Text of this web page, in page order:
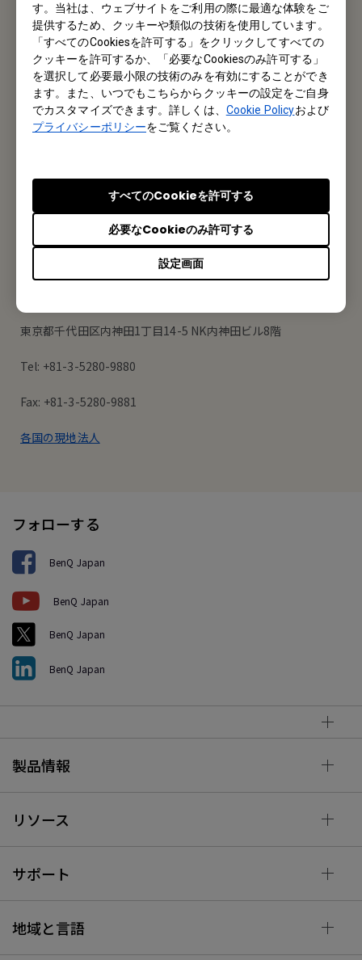
す。当社は、ウェブサイトをご利用の際に最適な体験をご
提供するため、クッキーや類似の技術を使用しています。
「すべてのCookiesを許可する」をクリックしてすべての
クッキーを許可するか、「必要なCookiesのみ許可する」
を選択して必要最小限の技術のみを有効にすることができ
ます。また、いつでもこちらからクッキーの設定をご自身
でカスタマイズできます。詳しくは、 Cookie Policyおよび
プライバシーポリシーをご覧ください。
設定画面
必要なCookieのみ許可する
すべてのCookieを許可する
お問い合わせ
メルマガ登録
製品情報や活用事例、特典情報などを配信中です。
登録する
オフィス所在地
東京都千代田区内神田1丁目14-5 NK内神田ビル8階
Tel: +81-3-5280-9880
Fax: +81-3-5280-9881
各国の現地法人
フォローする
BenQ Japan
BenQ Japan
BenQ Japan
BenQ Japan
製品情報
リソース
サポート
地域と言語